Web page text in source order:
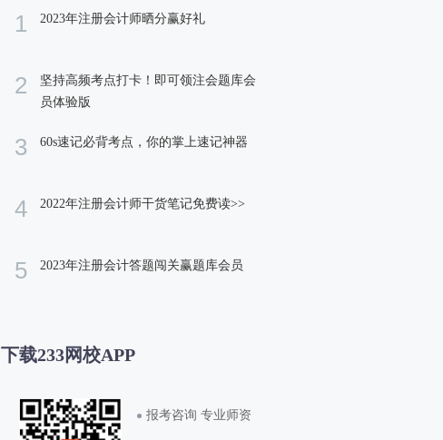
1 2023年注册会计师晒分赢好礼
2
坚持高频考点打卡！即可领注会题库会
员体验版
3 60s速记必背考点，你的掌上速记神器
4 2022年注册会计师干货笔记免费读>>
5 2023年注册会计答题闯关赢题库会员
下载233网校APP
报考咨询 专业师资